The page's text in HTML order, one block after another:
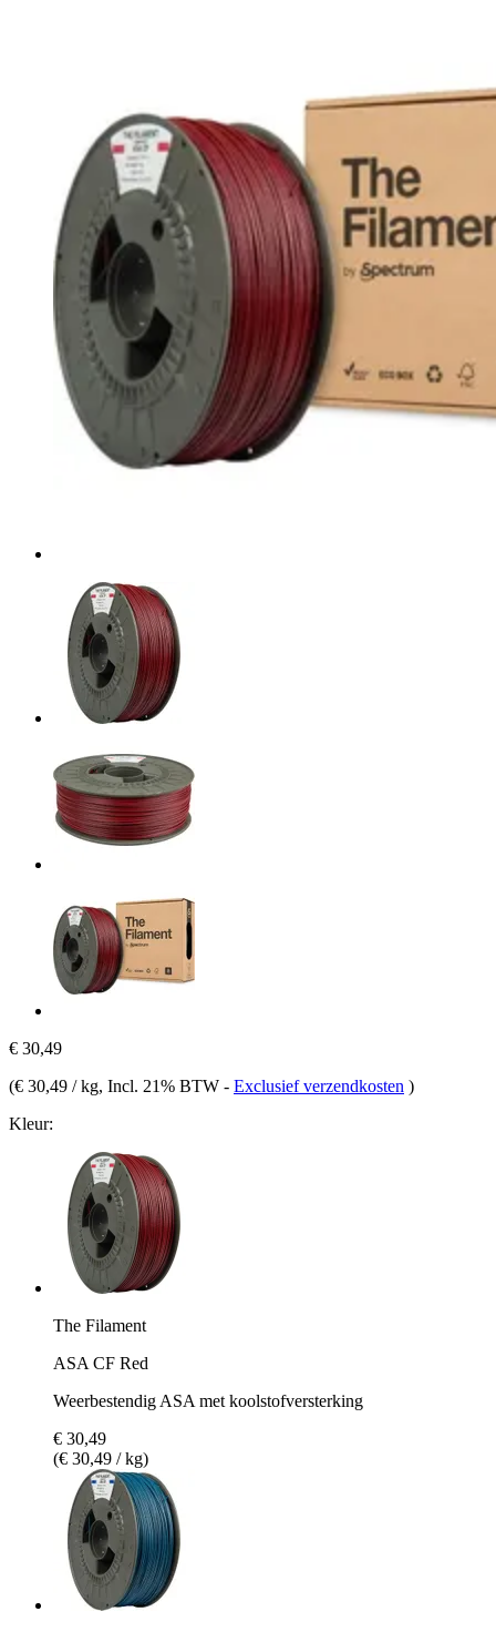
€ 30,49
(€ 30,49 / kg, Incl. 21% BTW - Exclusief verzendkosten )
Kleur:
The Filament
ASA CF Red
Weerbestendig ASA met koolstofversterking
€ 30,49
(€ 30,49 / kg)